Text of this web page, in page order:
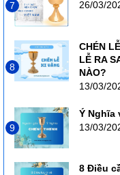
7
26/03/
8
CHÉN
LỄ RA
NÀO?
13/03/
9
Ý Nghĩa
13/03/
8 Điều